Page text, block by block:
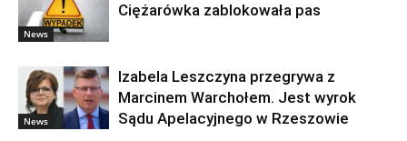
News
Ciężarówka zablokowała pas
News
Izabela Leszczyna przegrywa z
Marcinem Warchołem. Jest wyrok
Sądu Apelacyjnego w Rzeszowie